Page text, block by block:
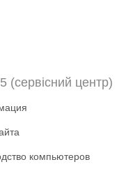
(сервісний центр)
компьютеров